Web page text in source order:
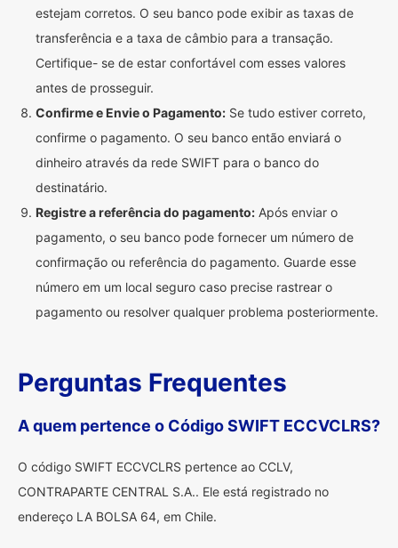
estejam corretos. O seu banco pode exibir as taxas de
transferência e a taxa de câmbio para a transação.
Certifique- se de estar confortável com esses valores
antes de prosseguir.
Confirme e Envie o Pagamento: Se tudo estiver correto,
confirme o pagamento. O seu banco então enviará o
dinheiro através da rede SWIFT para o banco do
destinatário.
Registre a referência do pagamento: Após enviar o
pagamento, o seu banco pode fornecer um número de
confirmação ou referência do pagamento. Guarde esse
número em um local seguro caso precise rastrear o
pagamento ou resolver qualquer problema posteriormente.
Perguntas Frequentes
A quem pertence o Código SWIFT ECCVCLRS?
O código SWIFT ECCVCLRS pertence ao CCLV,
CONTRAPARTE CENTRAL S.A.. Ele está registrado no
endereço LA BOLSA 64, em Chile.